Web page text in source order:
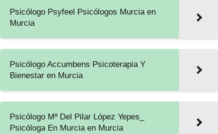
Psicólogo Psyfeel Psicólogos Murcia en
Murcia
Psicólogo Accumbens Psicoterapia Y
Bienestar en Murcia
Psicólogo Mª Del Pilar López Yepes_
Psicóloga En Murcia en Murcia